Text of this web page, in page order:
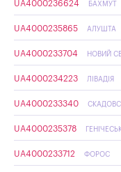
UA4000236624 БАХМУТ
UA4000235865 АЛУШТА
UA4000233704 НОВИЙ
UA4000234223 ЛІВАДІЯ
UA4000233340
UA4000235378
UA4000233712 ФОРОС